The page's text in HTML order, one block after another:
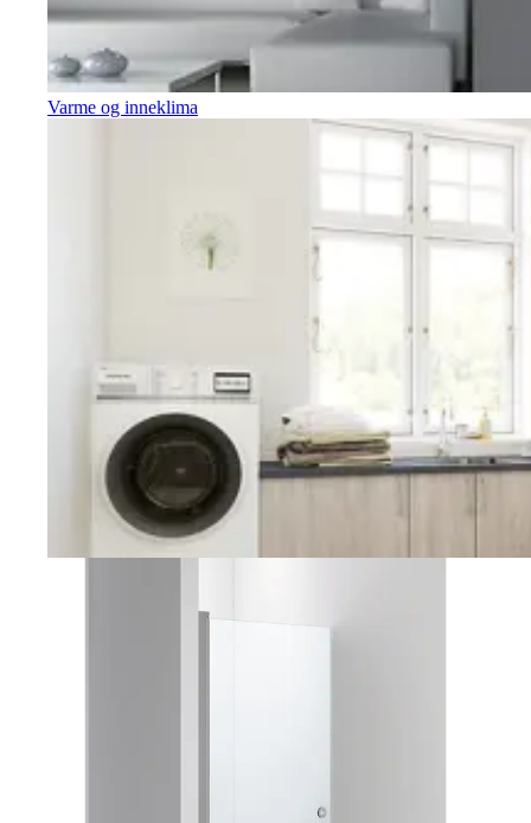
Varme og inneklima